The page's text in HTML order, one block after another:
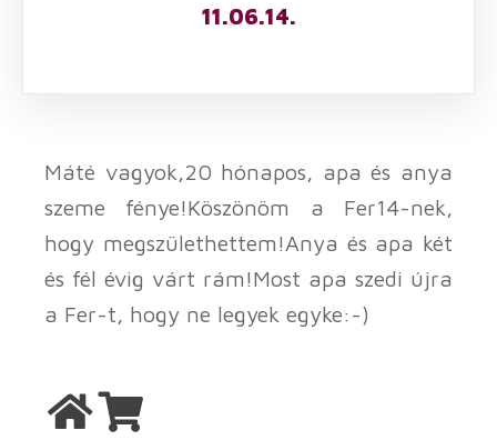
11.06.14.
Máté vagyok,20 hónapos, apa és anya
szeme fénye!Köszönöm a Fer14-nek,
hogy megszülethettem!Anya és apa két
és fél évig várt rám!Most apa szedi újra
a Fer-t, hogy ne legyek egyke:-)